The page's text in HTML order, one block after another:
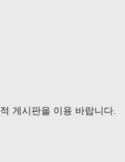
게시판을 이용 바랍니다.